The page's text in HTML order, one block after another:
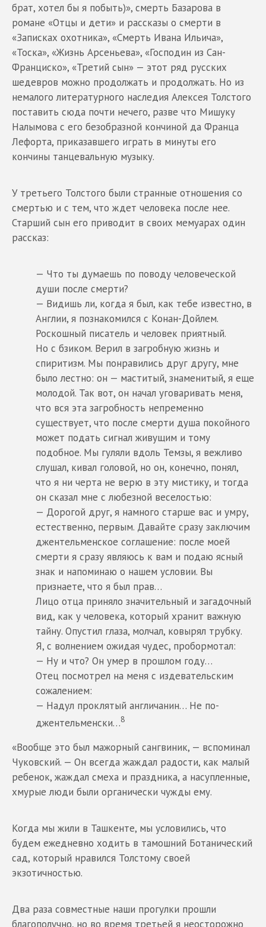
брат, хотел бы я побыть)», смерть Базарова в
романе «Отцы и дети» и рассказы о смерти в
«Записках охотника», «Смерть Ивана Ильича»,
«Тоска», «Жизнь Арсеньева», «Господин из Сан-
Франциско», «Третий сын» — этот ряд русских
шедевров можно продолжать и продолжать. Но из
немалого литературного наследия Алексея Толстого
поставить сюда почти нечего, разве что Мишуку
Налымова с его безобразной кончиной да Франца
Лефорта, приказавшего играть в минуты его
кончины танцевальную музыку.
У третьего Толстого были странные отношения со
смертью и с тем, что ждет человека после нее.
Старший сын его приводит в своих мемуарах один
рассказ:
— Что ты думаешь по поводу человеческой
души после смерти?
— Видишь ли, когда я был, как тебе известно, в
Англии, я познакомился с Конан-Дойлем.
Роскошный писатель и человек приятный.
Но с бзиком. Верил в загробную жизнь и
спиритизм. Мы понравились друг другу, мне
было лестно: он — маститый, знаменитый, я еще
молодой. Так вот, он начал уговаривать меня,
что вся эта загробность непременно
существует, что после смерти душа покойного
может подать сигнал живущим и тому
подобное. Мы гуляли вдоль Темзы, я вежливо
слушал, кивал головой, но он, конечно, понял,
что я ни черта не верю в эту мистику, и тогда
он сказал мне с любезной веселостью:
— Дорогой друг, я намного старше вас и умру,
естественно, первым. Давайте сразу заключим
джентельменское соглашение: после моей
смерти я сразу являюсь к вам и подаю ясный
знак и напоминаю о нашем условии. Вы
признаете, что я был прав…
Лицо отца приняло значительный и загадочный
вид, как у человека, который хранит важную
тайну. Опустил глаза, молчал, ковырял трубку.
Я, с волнением ожидая чудес, пробормотал:
— Ну и что? Он умер в прошлом году…
Отец посмотрел на меня с издевательским
сожалением:
— Надул проклятый англичанин… Не по-
джентельменски…8
«Вообще это был мажорный сангвиник, — вспоминал
Чуковский. — Он всегда жаждал радости, как малый
ребенок, жаждал смеха и праздника, а насупленные,
хмурые люди были органически чужды ему.
Когда мы жили в Ташкенте, мы условились, что
будем ежедневно ходить в тамошний Ботанический
сад, который нравился Толстому своей
экзотичностью.
Два раза совместные наши прогулки прошли
благополучно, но во время третьей я неосторожно